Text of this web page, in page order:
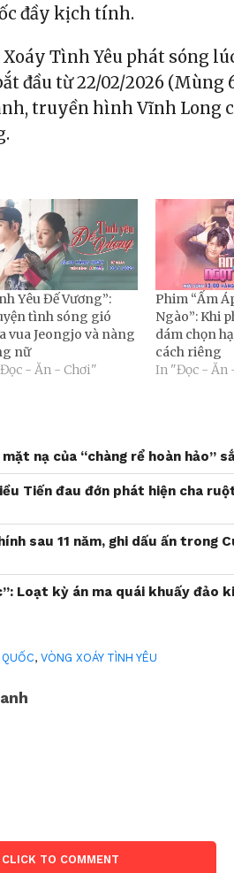
đầy kịch tính.
Tình Yêu phát sóng
đầu từ 22/02/2026 (Mùng
truyền hình Vĩnh Long
Yêu Đế Vương”:
tình sóng gió
vua Jeongjo và nàng
nữ
- Ăn - Chơi"
Phim “Ấm
Ngào”: Khi
dám chọn
cách riêng
In "Đọc - Ăn
nạ của “chàng rể hoàn hảo”
Tiến đau đớn phát hiện cha
sau 11 năm, ghi dấu ấn trong
Loạt kỳ án ma quái khuấy đảo
,VÒNG XOÁY TÌNH YÊU
CLICK TO COMMENT